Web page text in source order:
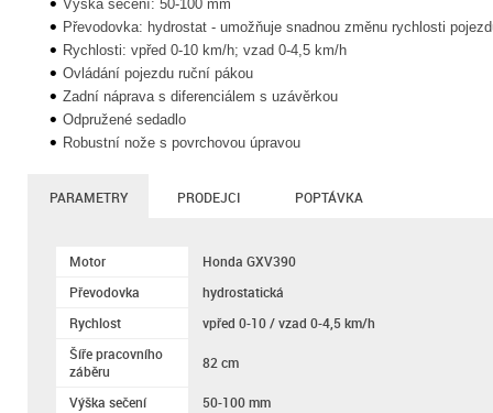
Výška sečení: 50-100 mm
Převodovka: hydrostat - umožňuje snadnou změnu rychlosti
Rychlosti: vpřed 0-10 km/h; vzad 0-4,5 km/h
Ovládání pojezdu ruční pákou
Zadní náprava s diferenciálem s uzávěrkou
Odpružené sedadlo
Robustní nože s povrchovou úpravou
PARAMETRY PRODEJCI POPTÁVKA
Motor
Honda GXV390
Převodovka
hydrostatická
Rychlost
vpřed 0-10 / vzad 0-4,5 km/h
Šíře pracovního
záběru
82 cm
Výška sečení 50-100 mm